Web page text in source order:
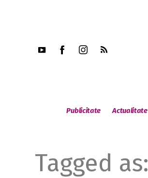
Publicitate Actualitate
Tagged as: